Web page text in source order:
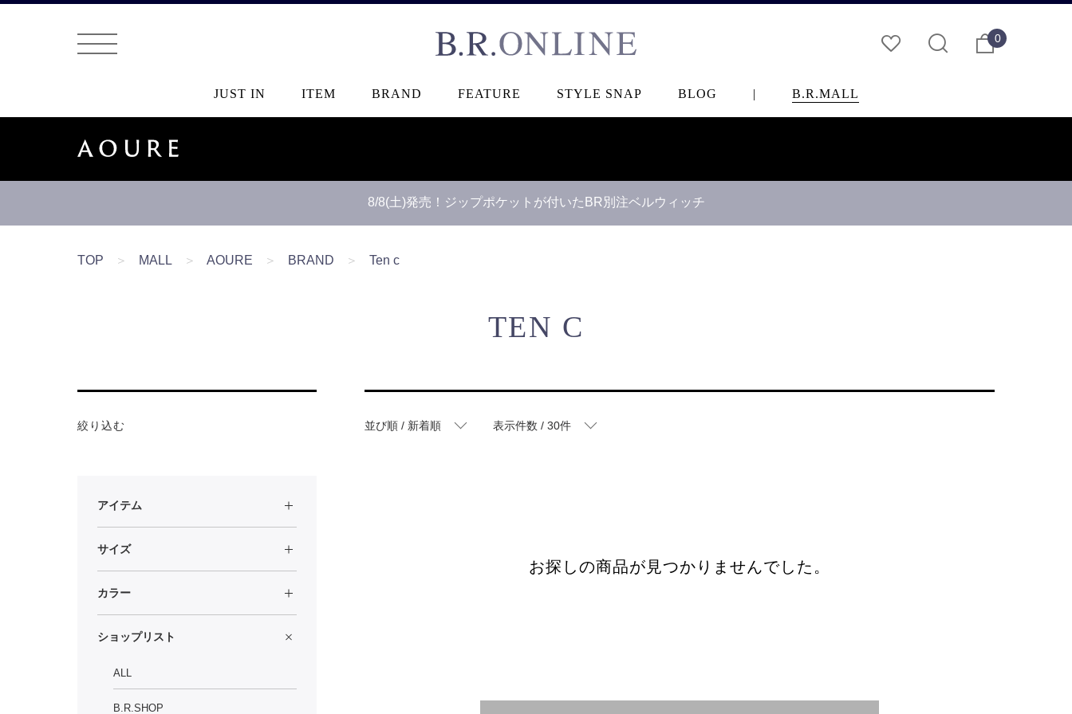
0
JUST IN ITEM BRAND FEATURE STYLE SNAP BLOG | B.R.MALL
8/8(土)発売！ジップポケットが付いたBR別注ベルウィッチ
TOP ＞ MALL ＞ AOURE ＞ BRAND ＞ Ten c
TEN C
絞り込む
アイテム
サイズ
カラー
ショップリスト
ALL
B.R.SHOP
並び順 / 新着順 表示件数 / 30件
お探しの商品が見つかりませんでした。